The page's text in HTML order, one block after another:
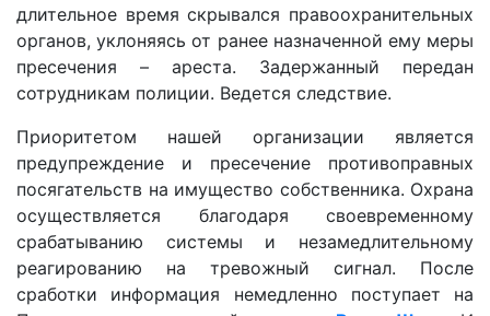
длительное время скрывался правоохранительных
органов, уклоняясь от ранее назначенной ему меры
пресечения – ареста. Задержанный передан
сотрудникам полиции. Ведется следствие.
Приоритетом нашей организации является
предупреждение и пресечение противоправных
посягательств на имущество собственника. Охрана
осуществляется благодаря своевременному
срабатыванию системы и незамедлительному
реагированию на тревожный сигнал. После
сработки информация немедленно поступает на